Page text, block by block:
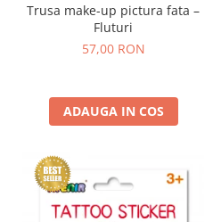
Trusa make-up pictura fata –
Fluturi
57,00 RON
ADAUGA IN COS